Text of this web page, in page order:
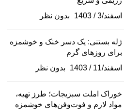
اسفند/3 / 1403
بدون نظر
ژله بستنی: یک دسر خنک و خوشمزه
برای روزهای گرم
اسفند/11 / 1403
بدون نظر
خوراک املت سبزیجات؛ طرز تهیه،
مواد لازم و فوت‌وفن‌های خوشمزه